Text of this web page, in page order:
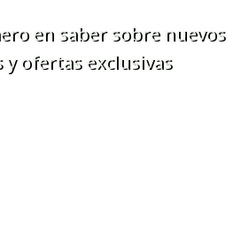
en saber sobre nuevos
y ofertas exclusivas